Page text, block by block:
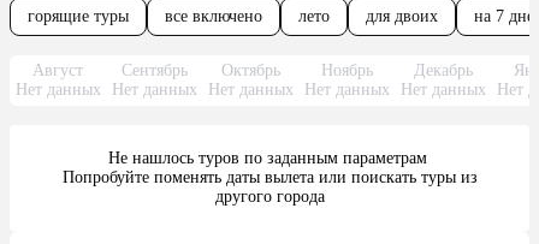
горящие туры все включено лето для двоих на 7
Август
Нет данных
Сентябрь
Нет данных
Октябрь
Нет данных
Ноябрь
Нет данных
Декабрь
Нет данных
Нет
Не нашлось туров по заданным параметрам
другого города